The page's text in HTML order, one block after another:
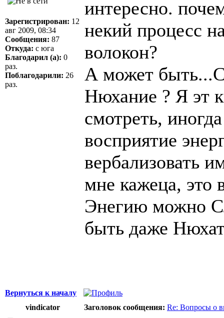
Зарегистрирован: 12
авг 2009, 08:34
Сообщения: 87
Откуда: с юга
Благодарил (а): 0
раз.
Поблагодарили: 26
раз.
интересно.
некий процесс
волокон?
А может
Нюхание ? Я эт
смотреть,
восприятие
вербализовать
мне кажеца, это
Энегию можно
быть даже
Вернуться к началу
vindicator
Заголовок сообщения: Re: Вопросы о